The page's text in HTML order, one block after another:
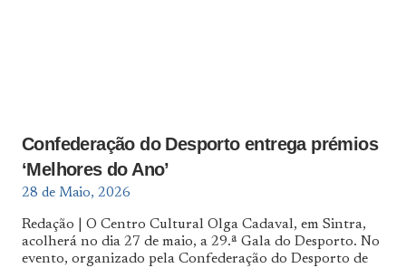
Confederação do Desporto entrega prémios
‘Melhores do Ano’
28 de Maio, 2026
Redação | O Centro Cultural Olga Cadaval, em Sintra,
acolherá no dia 27 de maio, a 29.ª Gala do Desporto. No
evento, organizado pela Confederação do Desporto de